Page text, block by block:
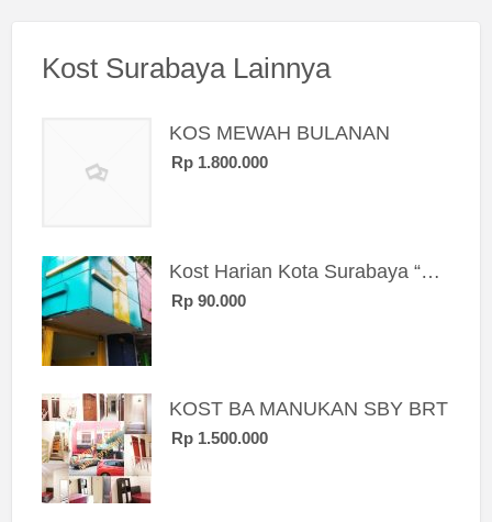
Kost Surabaya Lainnya
KOS MEWAH BULANAN
Rp 1.800.000
Kost Harian Kota Surabaya “Sierra Kost”
Rp 90.000
KOST BA MANUKAN SBY BRT
Rp 1.500.000